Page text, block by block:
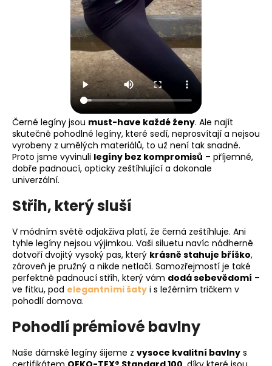
Černé legíny jsou must-have každé ženy. Ale najít
skutečně pohodlné legíny, které sedí, neprosvítají a nejsou
vyrobeny z umělých materiálů, to už není tak snadné.
Proto jsme vyvinuli legíny bez kompromisů – příjemné,
dobře padnoucí, opticky zeštíhlující a dokonale
univerzální.
Střih, který sluší
V módním světě odjakživa platí, že černá zeštíhluje. Ani
tyhle legíny nejsou výjimkou. Vaši siluetu navíc nádherně
dotvoří dvojitý vysoký pas, který krásně stahuje bříško,
zároveň je pružný a nikde netlačí. Samozřejmostí je také
perfektně padnoucí střih, který vám dodá sebevědomí –
ve fitku, pod elegantními šaty i s ležérním tričkem v
pohodlí domova.
Pohodlí prémiové bavlny
Naše dámské legíny šijeme z vysoce kvalitní bavlny s